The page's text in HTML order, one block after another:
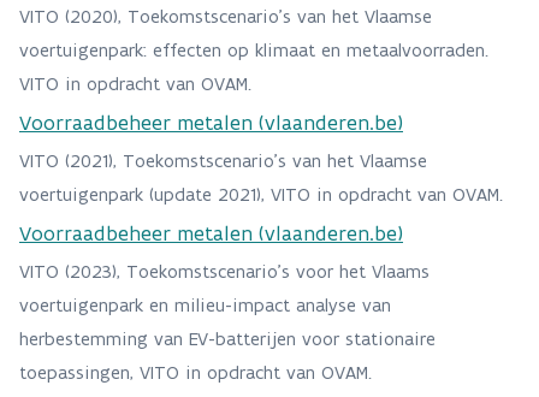
VITO (2020), Toekomstscenario’s van het Vlaamse
voertuigenpark: effecten op klimaat en metaalvoorraden.
VITO in opdracht van OVAM.
Voorraadbeheer metalen (vlaanderen.be)
VITO (2021), Toekomstscenario’s van het Vlaamse
voertuigenpark (update 2021), VITO in opdracht van OVAM.
Voorraadbeheer metalen (vlaanderen.be)
VITO (2023), Toekomstscenario’s voor het Vlaams
voertuigenpark en milieu-impact analyse van
herbestemming van EV-batterijen voor stationaire
toepassingen, VITO in opdracht van OVAM.